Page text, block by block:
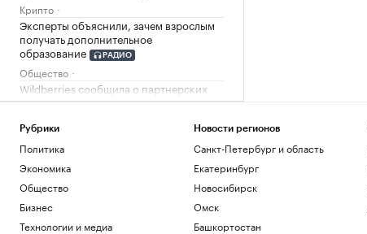
Крипто
Эксперты объяснили, зачем взрослым
получать дополнительное
образование
РАДИО
Общество
Wildberries сообщила о партнерских
хабах для хранения товаров продавцов
Цены на медь показали самый долгий
период роста с 2020 года
Инвестиции
Собянин отчитался о строительстве
соцобъектов в Москве
Общество
Рубрики
Политика
Экономика
Общество
Бизнес
Технологии и медиа
Новости регионов
Санкт-Петербург и область
Екатеринбург
Новосибирск
Омск
Башкортостан